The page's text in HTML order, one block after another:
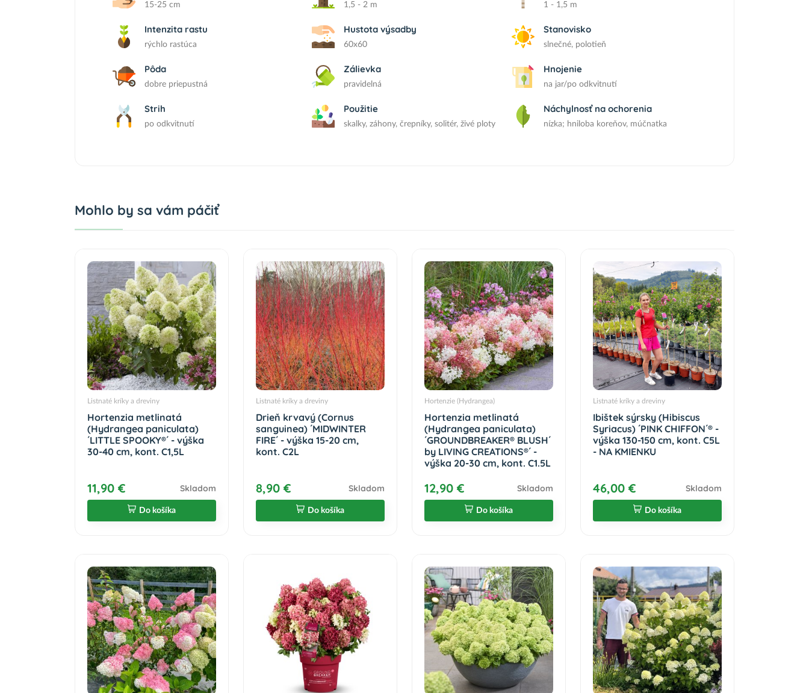
15-25 cm 1,5 - 2 m 1 - 1,5 m
Intenzita rastu
rýchlo rastúca
Hustota výsadby
60x60
Stanovisko
slnečné, polotieň
Pôda
dobre priepustná
Zálievka
pravidelná
Hnojenie
na jar/po odkvitnutí
Strih
po odkvitnutí
Použitie
skalky, záhony, črepníky, solitér, živé ploty
Náchylnosť na ochorenia
nízka; hniloba koreňov, múčnatka
Mohlo by sa vám páčiť
Listnaté kríky a dreviny
Hortenzia metlinatá
(Hydrangea paniculata)
´LITTLE SPOOKY®´ - výška
30-40 cm, kont. C1,5L
11,90 € Skladom
Do košíka
Listnaté kríky a dreviny
Drieň krvavý (Cornus
sanguinea) ´MIDWINTER
FIRE´ - výška 15-20 cm,
kont. C2L
8,90 € Skladom
Do košíka
Hortenzie (Hydrangea)
Hortenzia metlinatá
(Hydrangea paniculata)
´GROUNDBREAKER® BLUSH´
by LIVING CREATIONS®´ -
výška 20-30 cm, kont. C1.5L
12,90 € Skladom
Do košíka
Listnaté kríky a dreviny
Ibištek sýrsky (Hibiscus
Syriacus) ´PINK CHIFFON´® -
výška 130-150 cm, kont. C5L
- NA KMIENKU
46,00 € Skladom
Do košíka